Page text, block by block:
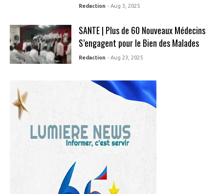
Redaction - Aug 3, 2025
SANTE | Plus de 60 Nouveaux Médecins
S’engagent pour le Bien des Malades
Redaction - Aug 23, 2025